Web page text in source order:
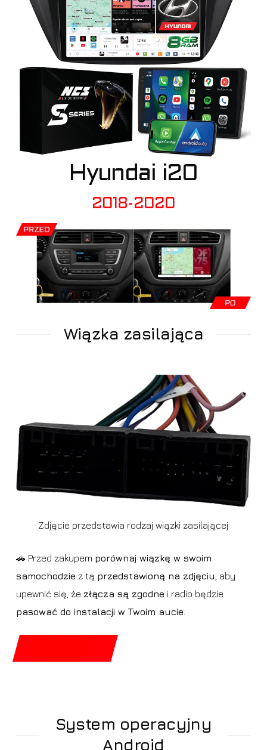
Hyundai i20
2018-2020
Wiązka zasilająca
Zdjęcie przedstawia rodzaj wiązki zasilającej
🚗 Przed zakupem porównaj wiązkę w swoim
samochodzie z tą przedstawioną na zdjęciu , aby
upewnić się, że złącza są zgodne i radio będzie
pasować do instalacji w Twoim aucie
System operacyjny
Android